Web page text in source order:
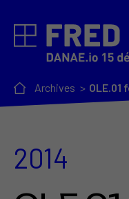
Archives OLE.01
2014